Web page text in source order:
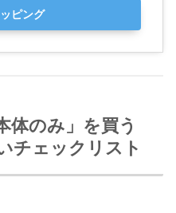
ピング
体のみ」を買う
チェックリスト